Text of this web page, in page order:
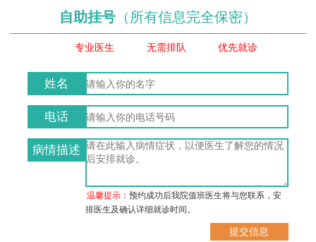
自助挂号 （所有信息完全保密）
专业医生 无需排队 优先就诊
姓名
电话
病情描述
温馨提示：预约成功后我院值班医生将与您联系，安
排医生及确认详细就诊时间。